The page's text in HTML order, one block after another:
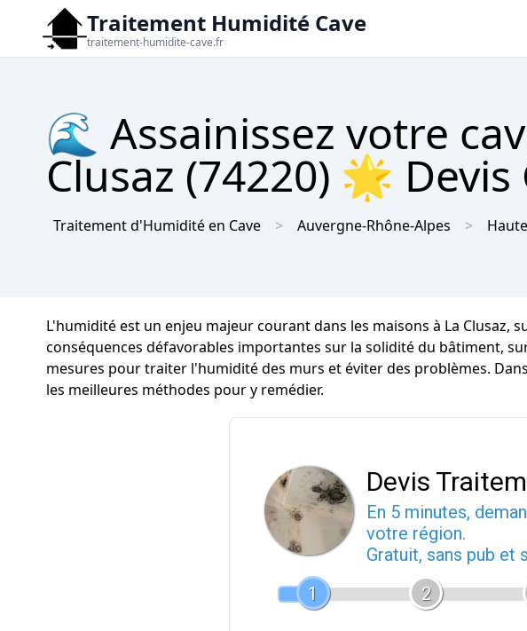
Traitement Humidité Cave
traitement-humidite-cave.fr
🌊 Assainissez votre
Clusaz (74220) 🌟
Traitement d'Humidité en Cave Auvergne-Rhône-Alpes
L'humidité est un enjeu majeur courant dans les maisons à La
conséquences défavorables importantes sur la solidité du bâtiment,
mesures pour traiter l'humidité des murs et éviter des problèmes.
les meilleures méthodes pour y remédier.
Devis
En 5 minutes,
votre région.
Gratuit, sans pub et
1
2